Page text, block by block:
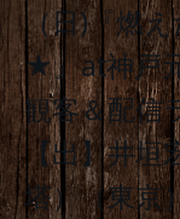
（日)『燃
★』at神戸
観客＆配信
【出】井垣
塔）（東京